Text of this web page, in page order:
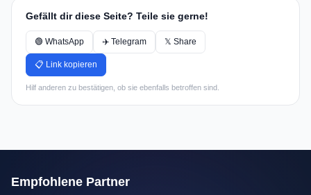
Gefällt dir diese Seite? Teile sie gerne!
🟢 WhatsApp ✈️ Telegram 𝕏 Share
📋 Link kopieren
Hilf anderen zu bestätigen, ob sie ebenfalls betroffen sind.
Empfohlene Partner